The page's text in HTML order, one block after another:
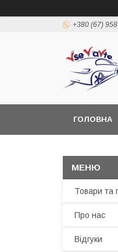
+380 (67)
ГОЛОВНА
Товари та
Про нас
Відгуки